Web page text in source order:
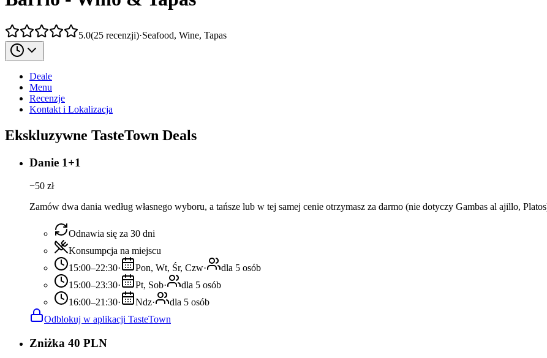
5.0(25 recenzji)·Seafood, Wine, Tapas
Deale
Menu
Recenzje
Kontakt i Lokalizacja
Ekskluzywne TasteTown Deals
Danie 1+1
−50 zł
Zamów dwa dania według własnego wyboru, a tańsze lub w tej samej cenie otrzymasz za darmo (nie dotyczy Gambas al ajillo,
Odnawia się za 30 dni
Konsumpcja na miejscu
15:00–22:30· Pon, Wt, Śr, Czw·
dla 5 osób
15:00–23:30· Pt, Sob·
dla 5 osób
16:00–21:30· Ndz·
dla 5 osób
Odblokuj w aplikacji TasteTown
Zniżka 40 PLN